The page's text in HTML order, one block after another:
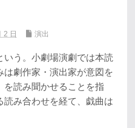
2 日 演出
いう。小劇場演劇では本読
劇作家・演出家が意図を
読み聞かせることを指
み合わせを経て、戯曲は